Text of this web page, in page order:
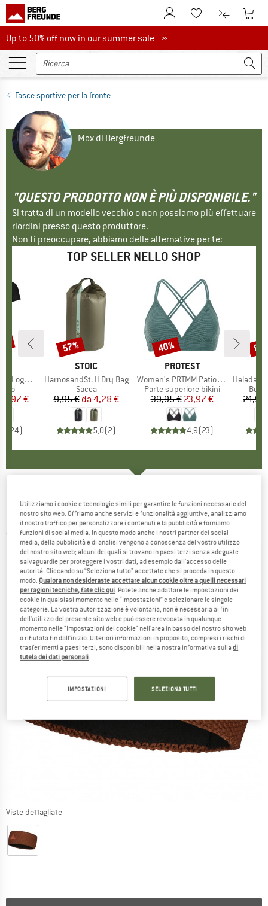
Al conto clienteAlla lista
Al Al
Up to 50% off now in our summer sale
Up to 50% off now in our summer sale »
Fasce sportive per la fronte
Max di Bergfreunde
"QUESTO PRODOTTO NON È PIÙ DISPONIBILE."
Si tratta di un modello vecchio o non possiamo più effettuare
riordini presso questo produttore.
Non ti preoccupare, abbiamo delle alternative per te:
TOP SELLER NELLO SHOP
T-Shirt
ridotto
€
24)
MARCHIO
STOIC
Articolo
HarnosandSt. II Dry Bag
Gruppo di prodotti
Sacca
Prezzo
9,95 € Prezzo ridotto
da 4,28 €
5,0(2)
Sconto
57%
MARCHIO
PROTEST
Articolo
Women's PRTMM Patio Triangle
Gruppo di prodotti
Parte superiore bikini
Prezzo
39,95 €Prezzo ridotto
23,97 €
4,9(23)
Sconto
40%
Articolo
HeladagenSt.
24,95
SeidelbastM. - Fascia sportiva per
la fronte
4,0(1)
Viste dettagliate
Utilizziamo i cookie e tecnologie simili per garantire le funzioni necessarie del
nostro sito web. Offriamo anche servizi e funzionalità aggiuntive, analizziamo
il nostro traffico per personalizzare i contenuti e la pubblicità e forniamo
funzioni di social media. In questo modo anche i nostri partner dei social
media, della pubblicità e di analisi vengono a conoscenza del vostro utilizzo
del nostro sito web; alcuni dei quali si trovano in paesi terzi senza adeguate
salvaguardie per proteggere i vostri dati, ad esempio dall'accesso delle
autorità. Cliccando su “Seleziona tutto” accettate che si proceda in questo
modo. Qualora non desideraste accettare alcun cookie oltre a quelli necessari
per ragioni tecniche, fate clic qui. Potete anche adattare le impostazioni dei
cookie in qualsiasi momento nelle “Impostazioni” e selezionare le singole
categorie. La vostra autorizzazione è volontaria, non è necessaria ai fini
dell'utilizzo del presente sito web e può essere revocata in qualunque
momento nelle "Impostazioni dei cookie" nell'area in basso del nostro sito web
o rifiutata fin dall'inizio. Ulteriori informazioni in proposito, compresi i rischi di
trasferimenti a paesi terzi, sono disponibili nella nostra informativa sulladi
tutela dei dati personali.
IMPOSTAZIONI SELEZIONA TUTTI